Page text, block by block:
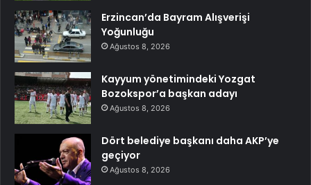
Erzincan’da Bayram Alışverişi
Yoğunluğu
Ağustos 8, 2026
Kayyum yönetimindeki Yozgat
Bozokspor’a başkan adayı
Ağustos 8, 2026
Dört belediye başkanı daha AKP’ye
geçiyor
Ağustos 8, 2026